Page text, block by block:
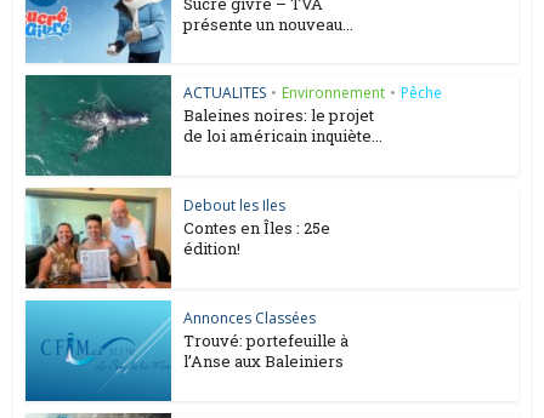
présente un nouveau...
ACTUALITES • Environnement • Pêche
Baleines noires: le projet
de loi américain inquiète...
Debout les Iles
Contes en Îles : 25e
édition!
Annonces Classées
Trouvé: portefeuille à
l’Anse aux Baleiniers